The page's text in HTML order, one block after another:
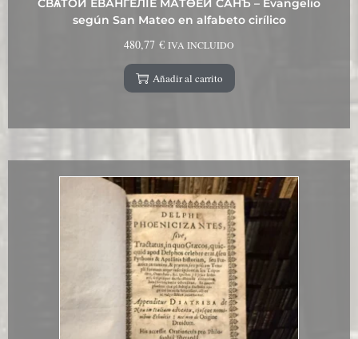
СВѦТОЙ ЕВАНГЕЛІЕ МАТѲЕЙ САНЪ – Evangelio
según San Mateo en alfabeto cirílico
480,77 € IVA INCLUIDO
Añadir al carrito